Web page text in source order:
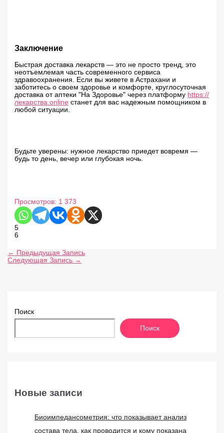
Заключение
Быстрая доставка лекарств — это не просто тренд, это
неотъемлемая часть современного сервиса
здравоохранения. Если вы живете в Астрахани и
заботитесь о своем здоровье и комфорте, круглосуточная
доставка от аптеки "На Здоровье" через платформу https://
лекарства.online станет для вас надежным помощником в
любой ситуации.
Будьте уверены: нужное лекарство приедет вовремя —
будь то день, вечер или глубокая ночь.
Просмотров: 1 373
5
6
← Предыдущая Запись
Следующая Запись →
Поиск
Поиск
Новые записи
Биоимпедансометрия: что показывает анализ
состава тела, как проводится и кому показана